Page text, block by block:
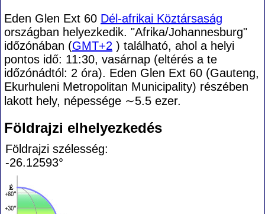
Eden Glen Ext 60 Dél-afrikai Köztársaság
országban helyezkedik. "Afrika/Johannesburg"
időzónában (GMT+2 ) található, ahol a helyi
pontos idő: 11:30, vasárnap (eltérés a te
időzónádtól: 2 óra). Eden Glen Ext 60 (Gauteng,
Ekurhuleni Metropolitan Municipality) részében
lakott hely, népessége ∼5.5 ezer.
Földrajzi elhelyezkedés
Földrajzi szélesség:
-26.12593°